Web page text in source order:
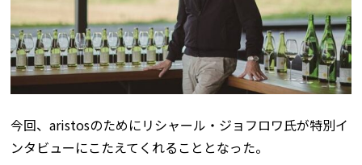
今回、aristosのためにリシャール・ジョフロワ氏が特別イ
ンタビューにこたえてくれることとなった。